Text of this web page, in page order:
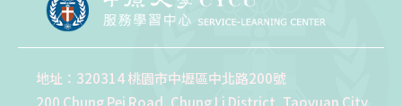
地址：320314 桃園市中壢區中北路200號
200 Chung Pei Road, Chung Li District, Taoyuan City,